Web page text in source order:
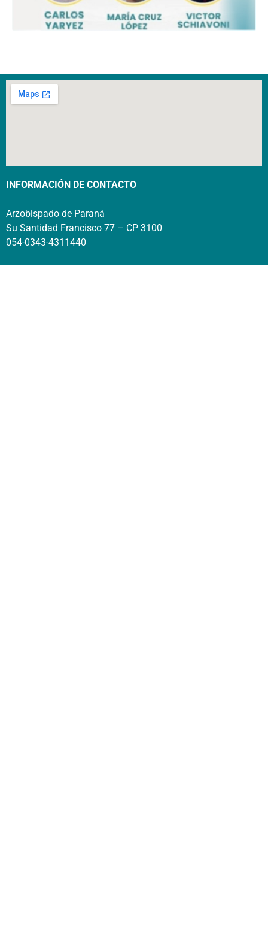
INFORMACIÓN DE CONTACTO
Arzobispado de Paraná
Su Santidad Francisco 77 – CP 3100
054-0343-4311440